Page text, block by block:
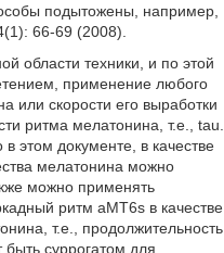
подытожены, например,
66-69 (2008).
области техники, и по этой
применение любого
или скорости его выработки
ритма мелатонина, т.е., tau.
этом документе, в качестве
мелатонина можно
можно применять
ритм aMT6s в качестве
т.е., продолжительность
суррогатом для